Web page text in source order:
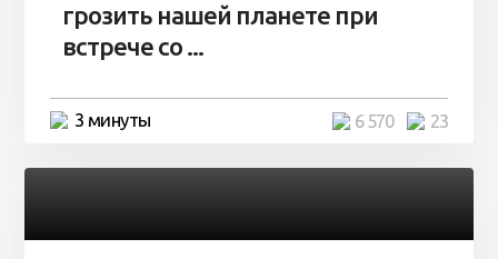
грозить нашей планете при
встрече со ...
3 минуты 23
6 570